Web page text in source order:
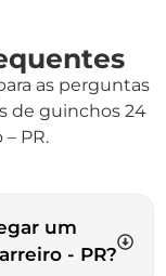
as perguntas
de guinchos 24
PR.
um
- PR?